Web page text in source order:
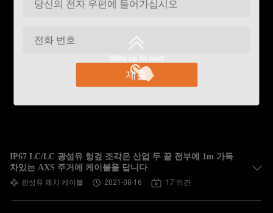
제출
IP67 LC/LC 광섬유 헝겊 조각은 산업 두 끝 전부에 1m 가득
차있는 AXS 주거에 케이블을 답니다
광섬유 패치 케이블 2021-08-16 17 의견